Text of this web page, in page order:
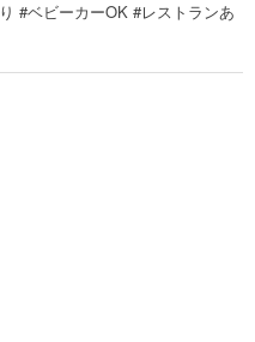
#ベビーカーOK #レストランあ